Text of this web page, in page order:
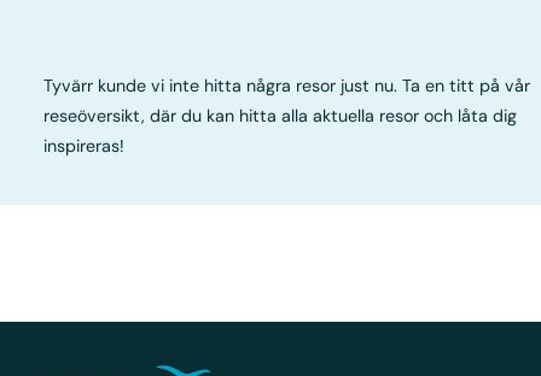
Tyvärr kunde vi inte hitta några resor just nu. Ta en titt på vår
reseöversikt, där du kan hitta alla aktuella resor och låta dig
inspireras!